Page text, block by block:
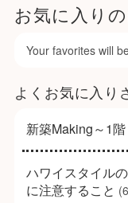
お気に入り
Your favorites will
よくお気に入り
新築Making～1階
ハワイスタイル
に注意すること